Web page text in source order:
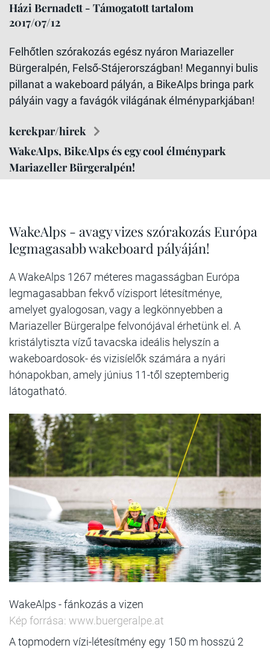
Házi Bernadett - Támogatott tartalom
2017/07/12
Felhőtlen szórakozás egész nyáron Mariazeller
Bürgeralpén, Felső-Stájerországban! Megannyi bulis
pillanat a wakeboard pályán, a BikeAlps bringa park
pályáin vagy a favágók világának élményparkjában!
kerekpar/hirek
WakeAlps, BikeAlps és egy cool élménypark
Mariazeller Bürgeralpén!
WakeAlps - avagy vizes szórakozás Európa
legmagasabb wakeboard pályáján!
A WakeAlps 1267 méteres magasságban Európa
legmagasabban fekvő vízisport létesítménye,
amelyet gyalogosan, vagy a legkönnyebben a
Mariazeller Bürgeralpe felvonójával érhetünk el. A
kristálytiszta vízű tavacska ideális helyszín a
wakeboardosok- és vizisíelők számára a nyári
hónapokban, amely június 11-től szeptemberig
látogatható.
WakeAlps - fánkozás a vizen
Kép forrása: www.buergeralpe.at
A topmodern vízi-létesítmény egy 150 m hosszú 2